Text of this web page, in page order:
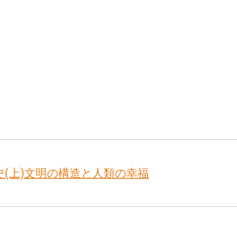
(上)文明の構造と人類の幸福